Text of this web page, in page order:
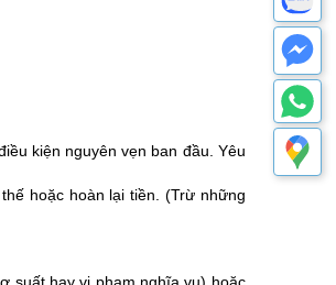
kiện nguyên vẹn ban đầu. Yêu
hoặc hoàn lại tiền. (Trừ những